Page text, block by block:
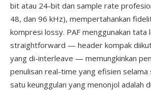
bit atau 24-bit dan sample rate
48, dan 96 kHz), mempertahankan
kompresi lossy. PAF menggunakan tata
straightforward — header kompak
yang di-interleave — memungkinkan
penulisan real-time yang efisien selama
satu keunggulan yang menonjol adalah